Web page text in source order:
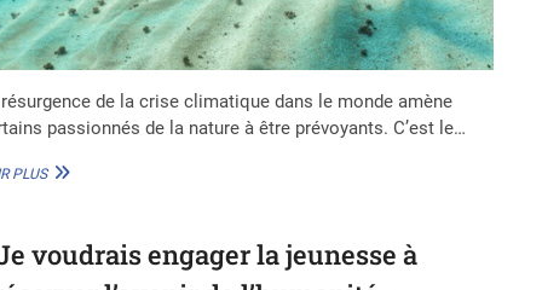
de la crise climatique dans le monde amène
passionnés de la nature à être prévoyants. C’est le…
PLUSTOGO
LA
voudrais engager la jeunesse à